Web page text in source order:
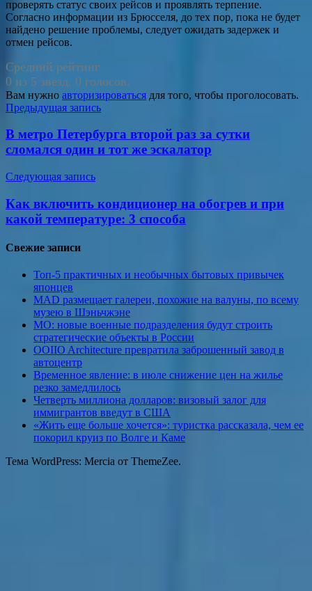
проверять статус своих рейсов и проявлять терпение.
Согласно информации из Брюсселя, до тех пор, пока не будет
найдено решение проблемы, следует ожидать задержек и
отмен рейсов.
Средний рейтинг
0 из 5 звезд. 0 голосов.
Вам нужно авторизироваться для того, чтобы проголосовать.
Навигация
по
записям
Предыдущая запись
В метро Петербурга второй раз за сутки
сломался один и тот же эскалатор
Следующая запись
Как включить кондиционер на обогрев и при
какой температуре: 3 способа
Свежие записи
Топ-5 практичных и необычных бытовых привычек
японцев
MAD размещает галереи, похожие на валуны, по всему
музею в Шэньчжэне
МО: новые военные подразделения будут строить
стратегические объекты в России
OOIIO Architecture превратила заброшенный завод в
автоцентр
Временное явление: в июле снижение цен на жилье
резко замедлилось
Четверть миллиона долларов: визовый залог для
иммигрантов введут в США
«Жить еще больше хочется»: туристка рассказала, чем ее
покорил круиз по Волге и Каме
Тема WordPress: Mercia от ThemeZee.